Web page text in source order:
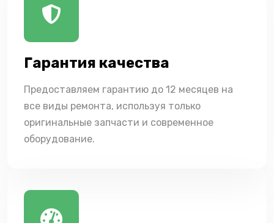
Гарантия качества
Предоставляем гарантию до 12 месяцев на
все виды ремонта, используя только
оригинальные запчасти и современное
оборудование.